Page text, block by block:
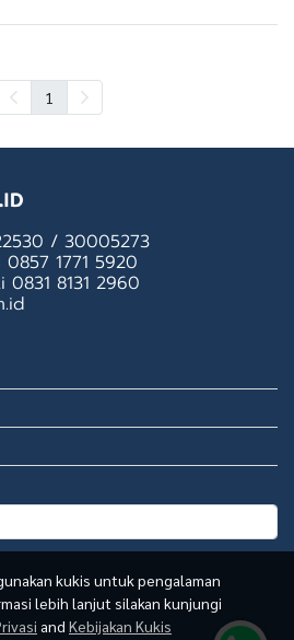
1
kukis untuk pengalaman
lebih lanjut silakan kunjungi
and Kebijakan Kukis
/ 30005273
1771 5920
8131 2960